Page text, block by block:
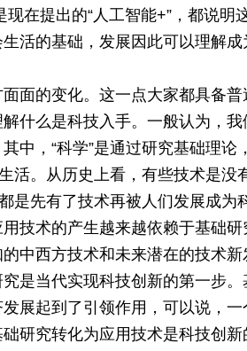
在提出的“人工智能+”，都说明
活的基础，发展因此可以理解成
面的变化。这一点大家都具备普
什么是科技入手。一般认为，我
中，“科学”是通过研究基础理论
活。从历史上看，有些技术是没
是先有了技术再被人们发展成为
技术的产生越来越依赖于基础研
中西方技术和未来潜在的技术新
是当代实现科技创新的第一步。
展起到了引领作用，可以说，一
研究转化为应用技术是科技创新